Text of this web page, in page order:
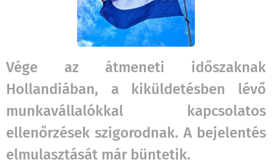
Vége az átmeneti időszaknak
Hollandiában, a kiküldetésben lévő
munkavállalókkal kapcsolatos
ellenőrzések szigorodnak. A bejelentés
elmulasztását már büntetik.